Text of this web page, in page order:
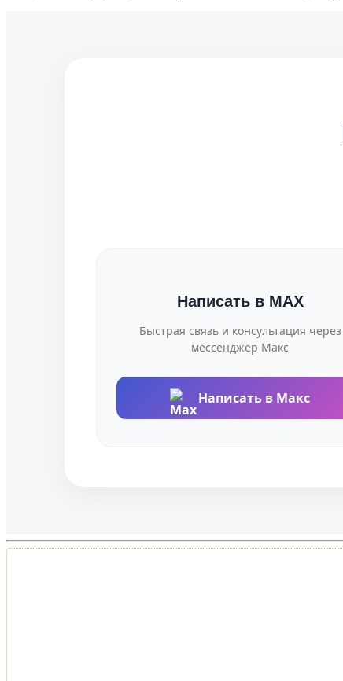
Написать в MAX
Быстрая связь и консультация через
мессенджер Макс
Написать в Макс